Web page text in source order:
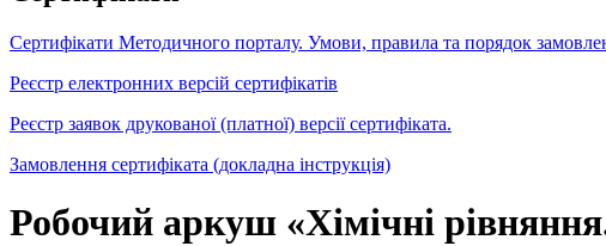
Сертифікати Методичного порталу. Умови, правила та порядок
Реєстр електронних версій сертифікатів
Реєстр заявок друкованої (платної) версії сертифіката.
Замовлення сертифіката (докладна інструкція)
Робочий аркуш «Хімічні